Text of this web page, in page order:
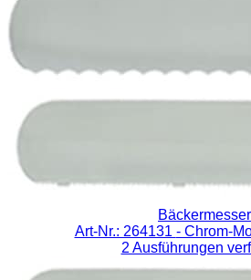
Bäckermesser
Art-Nr.: 264131 - Chrom-
2 Ausführungen